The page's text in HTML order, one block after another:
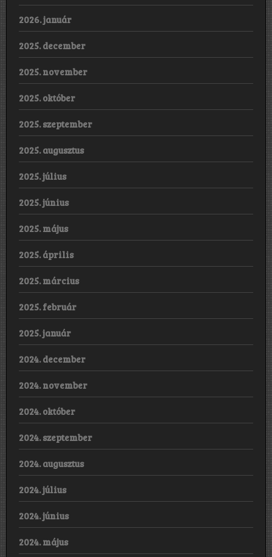
2026. január
2025. december
2025. november
2025. október
2025. szeptember
2025. augusztus
2025. július
2025. június
2025. május
2025. április
2025. március
2025. február
2025. január
2024. december
2024. november
2024. október
2024. szeptember
2024. augusztus
2024. július
2024. június
2024. május